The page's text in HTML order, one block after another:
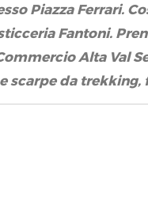
Piazza Ferrari.
Fantoni.
Alta Val
scarpe da trekking,